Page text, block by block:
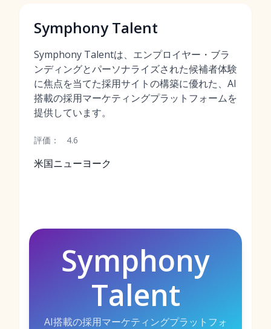
Symphony Talent
Symphony Talentは、エンプロイヤー・ブラ
ンディングとパーソナライズされた候補者体験
に焦点を当てた採用サイトの構築に優れた、AI
搭載の採用マーケティングプラットフォームを
提供しています。
評価： 4.6
米国ニューヨーク
Symphony
Talent
AI搭載の採用マーケティングプラットフォ